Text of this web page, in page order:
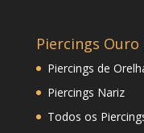
Piercings Ouro
Piercings de
Piercings Nariz
Todos os